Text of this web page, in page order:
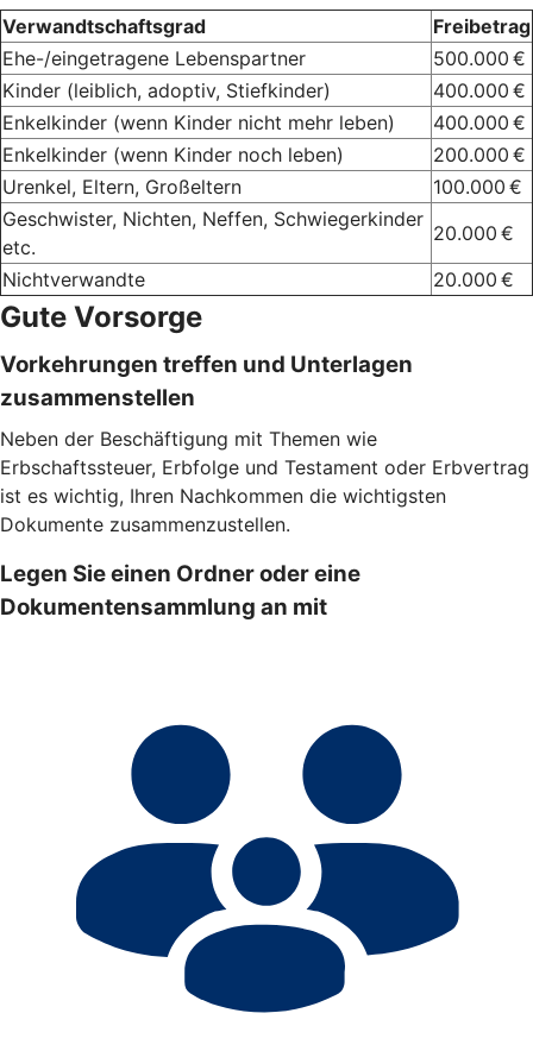
Verwandtschaftsgrad
Freibetrag
Ehe-/eingetragene Lebenspartner
500.000 €
Kinder (leiblich, adoptiv, Stiefkinder)
400.000 €
Enkelkinder (wenn Kinder nicht mehr leben)
400.000 €
Enkelkinder (wenn Kinder noch leben)
200.000 €
Urenkel, Eltern, Großeltern
100.000 €
Geschwister, Nichten, Neffen, Schwiegerkinder
etc.
20.000 €
Nichtverwandte
20.000 €
Gute Vorsorge
Vorkehrungen treffen und Unterlagen
zusammenstellen
Neben der Beschäftigung mit Themen wie
Erbschaftssteuer, Erbfolge und Testament oder Erbvertrag
ist es wichtig, Ihren Nachkommen die wichtigsten
Dokumente zusammenzustellen.
Legen Sie einen Ordner oder eine
Dokumentensammlung an mit